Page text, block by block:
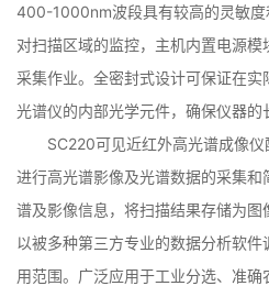
400-1000nm波段具有较高的灵敏
对扫描区域的监控，主机内置电源
采集作业。全密封式设计可保证在
光谱仪的内部光学元件，确保仪器的
SC220可见近红外高光谱成像
进行高光谱影像及光谱数据的采集
谱及影像信息，将扫描结果存储为
以被多种第三方专业的数据分析软
用范围。广泛应用于工业分选、准确